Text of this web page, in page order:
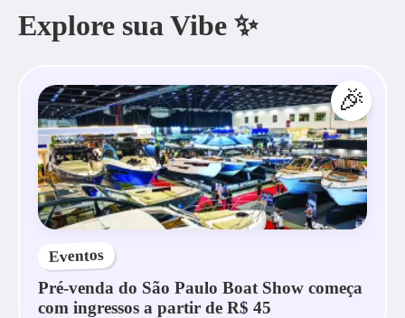
Explore sua Vibe ✨
🎉
Eventos
Pré-venda do São Paulo Boat Show começa
com ingressos a partir de R$ 45